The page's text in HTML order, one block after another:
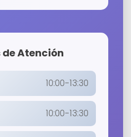
de Atención
10:00-13:30
10:00-13:30